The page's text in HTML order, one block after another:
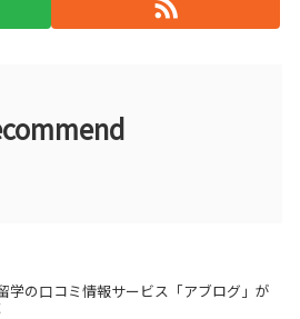
学の口コミ情報サービス「アブログ」が